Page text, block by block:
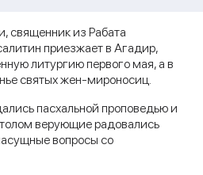
священник из Рабата
приезжает в Агадир,
литургию первого мая, а в
святых жен-мироносиц.
пасхальной проповедью и
верующие радовались
вопросы со